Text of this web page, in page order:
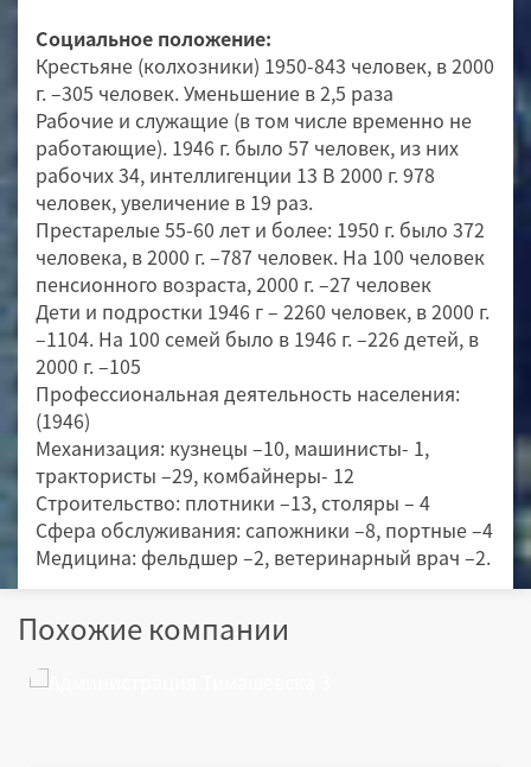
Социальное положение:
Крестьяне (колхозники) 1950-843 человек, в 2000
г. –305 человек. Уменьшение в 2,5 раза
Рабочие и служащие (в том числе временно не
работающие). 1946 г. было 57 человек, из них
рабочих 34, интеллигенции 13 В 2000 г. 978
человек, увеличение в 19 раз.
Престарелые 55-60 лет и более: 1950 г. было 372
человека, в 2000 г. –787 человек. На 100 человек
пенсионного возраста, 2000 г. –27 человек
Дети и подростки 1946 г – 2260 человек, в 2000 г.
–1104. На 100 семей было в 1946 г. –226 детей, в
2000 г. –105
Профессиональная деятельность населения:
(1946)
Механизация: кузнецы –10, машинисты- 1,
трактористы –29, комбайнеры- 12
Строительство: плотники –13, столяры – 4
Сфера обслуживания: сапожники –8, портные –4
Медицина: фельдшер –2, ветеринарный врач –2.
Похожие компании